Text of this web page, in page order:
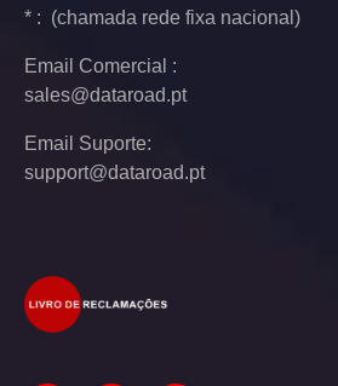
* : (chamada rede fixa nacional)
Email Comercial :
sales@dataroad.pt
Email Suporte:
support@dataroad.pt